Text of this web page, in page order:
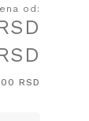
od:
RSD